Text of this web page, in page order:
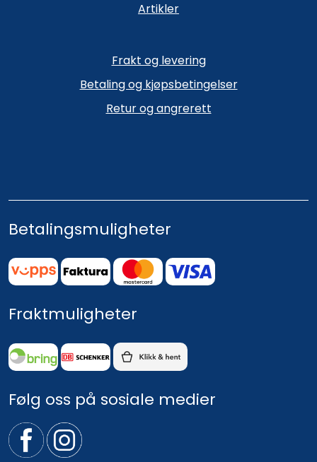
Betalingsmuligheter
Fraktmuligheter
Følg oss på sosiale medier
Artikler
Frakt og levering
Betaling og kjøpsbetingelser
Retur og angrerett